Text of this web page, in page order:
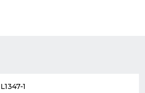
L1347-1